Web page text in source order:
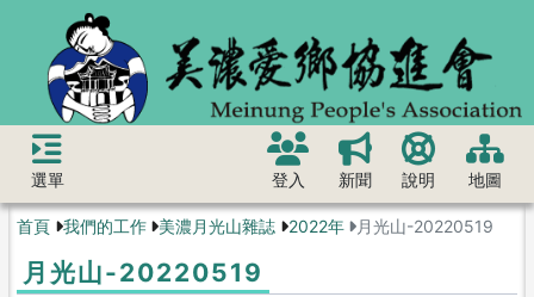
選單 登入 新聞 說明 地圖
首頁 我們的工作 美濃月光山雜誌 2022年 月光山-20220519
月光山-20220519